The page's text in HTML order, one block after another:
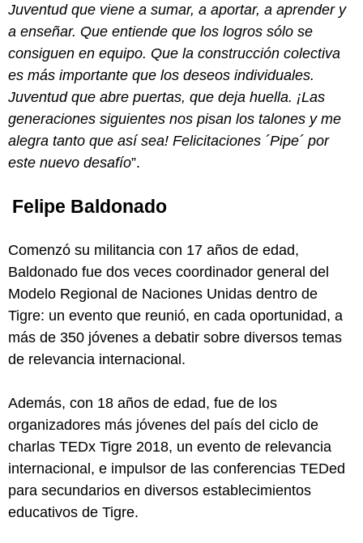
Juventud que viene a sumar, a aportar, a aprender y
a enseñar. Que entiende que los logros sólo se
consiguen en equipo. Que la construcción colectiva
es más importante que los deseos individuales.
Juventud que abre puertas, que deja huella. ¡Las
generaciones siguientes nos pisan los talones y me
alegra tanto que así sea! Felicitaciones ´Pipe´ por
este nuevo desafío”.
Felipe Baldonado
Comenzó su militancia con 17 años de edad,
Baldonado fue dos veces coordinador general del
Modelo Regional de Naciones Unidas dentro de
Tigre: un evento que reunió, en cada oportunidad, a
más de 350 jóvenes a debatir sobre diversos temas
de relevancia internacional.
Además, con 18 años de edad, fue de los
organizadores más jóvenes del país del ciclo de
charlas TEDx Tigre 2018, un evento de relevancia
internacional, e impulsor de las conferencias TEDed
para secundarios en diversos establecimientos
educativos de Tigre.